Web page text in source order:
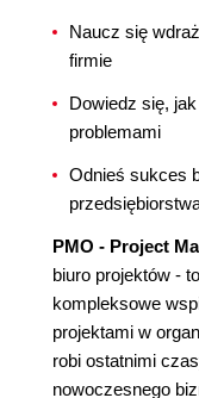
Naucz się
firmie
Dowiedz się,
problemami
Odnieś sukces
PMO - Project
biuro projektów -
kompleksowe
projektami w
robi ostatnimi
nowoczesnego